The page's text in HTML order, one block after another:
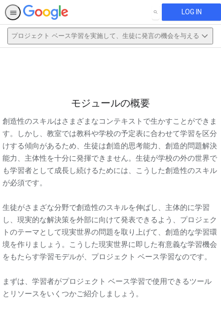
SEARCH LOG IN
プロジェクト ベース学習を実施して、生徒に発言の機会を与える
モジュールの概要
創造性のスキルはさまざまなコンテキストで生かすことができま
す。しかし、教室では教科や学校の予定表に合わせて学習を区分
けする傾向があるため、生徒は創造的思考能力、創造的問題解決
能力、主体性を十分に発揮できません。生徒が学校の外の世界で
も学習者として成長し続けるためには、こうした創造性のスキル
が必須です。
生徒がさまざな分野で創造性のスキルを伸ばし、主体的に学習
し、現実的な解決策を外部に向けて発表できるよう、プロジェク
トのテーマとして現実世界の問題を取り上げて、創造的な学習環
境を作りましょう。こうした現実世界に即した有意義な学習機会
をもたらす学習モデルが、プロジェクト ベース学習なのです。
まずは、学習者がプロジェクト ベース学習で使用できるツール
とリソースをいくつかご紹介しましょう。